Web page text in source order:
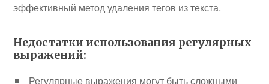
эффективный метод удаления тегов из текста.
Недостатки использования регулярных
выражений:
Регулярные выражения могут быть сложными